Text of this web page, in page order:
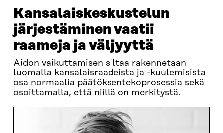
Kansalaiskeskuste­lun
järjestäminen vaatii
raameja ja väljyyttä
Aidon vaikuttamisen siltaa rakennetaan
luomalla kansalaisraadeista ja -kuulemisista
osa normaalia päätöksentekoprosessia sekä
osoittamalla, että niillä on merkitystä.